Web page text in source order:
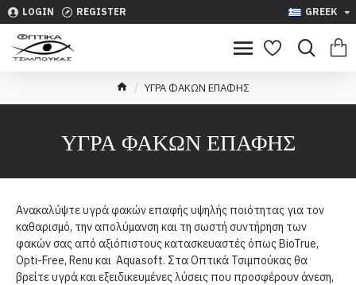
LOGIN REGISTER GREEK
ΥΓΡΑ ΦΑΚΩΝ ΕΠΑΦΗΣ
ΥΓΡΑ ΦΑΚΩΝ ΕΠΑΦΗΣ
Ανακαλύψτε υγρά φακών επαφής υψηλής ποιότητας για τον
καθαρισμό, την απολύμανση και τη σωστή συντήρηση των
φακών σας από αξιόπιστους κατασκευαστές όπως BioTrue,
Opti-Free, Renu και Aquasoft. Στα Οπτικά Τσιμπούκας θα
βρείτε υγρά και εξειδικευμένες λύσεις που προσφέρουν άνεση,